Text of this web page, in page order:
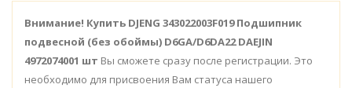
Внимание! Купить DJENG 343022003F019 Подшипник
подвесной (без обоймы) D6GA/D6DA22 DAEJIN
4972074001 шт Вы сможете сразу после регистрации. Это
необходимо для присвоения Вам статуса нашего